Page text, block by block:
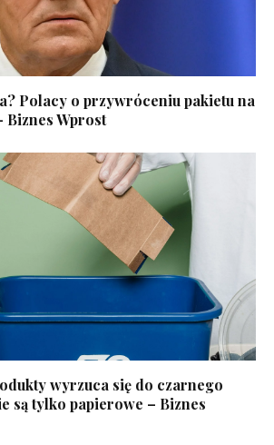
Polacy o przywróceniu pakietu na
Wprost
wyrzuca się do czarnego
są tylko papierowe – Biznes